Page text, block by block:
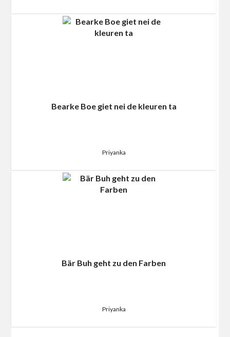
Bearke Boe giet nei de kleuren ta
Priyanka
Bär Buh geht zu den Farben
Priyanka